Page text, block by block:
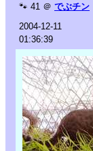
🐾 41 ＠ でぶチン
2004-12-11
01:36:39